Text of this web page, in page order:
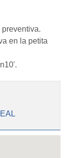
en la petita